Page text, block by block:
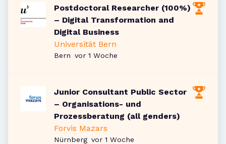
Postdoctoral Researcher (100%)
– Digital Transformation and
Digital Business
Universität Bern
Bern Veröffentlicht
vor 1 Woche
Junior Consultant Public Sector
– Organisations- und
Prozessberatung (all genders)
Forvis Mazars
Nürnberg Veröffentlicht
vor 1 Woche